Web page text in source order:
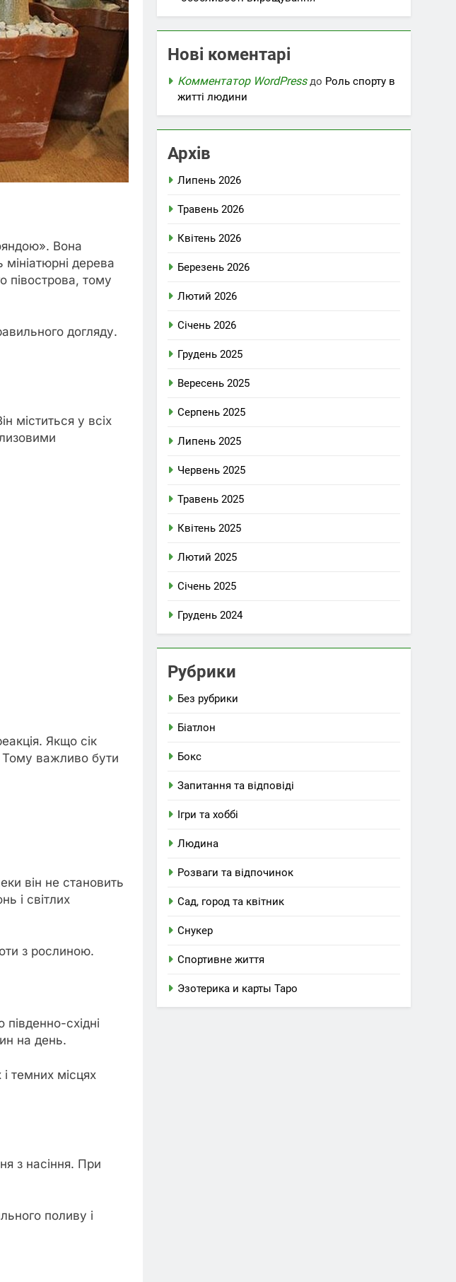
Вона
дерева
півострова, тому
догляду.
міститься у всіх
Якщо сік
Тому важливо бути
він не становить
і світлих
з рослиною.
східні
на день.
темних місцях
з насіння. При
поливу і
Нові коментарі
Комментатор WordPressдо Роль спорту в
житті людини
Архів
Липень 2026
Травень 2026
Квітень 2026
Березень 2026
Лютий 2026
Січень 2026
Грудень 2025
Вересень 2025
Серпень 2025
Липень 2025
Червень 2025
Травень 2025
Квітень 2025
Лютий 2025
Січень 2025
Грудень 2024
Рубрики
Без рубрики
Біатлон
Бокс
Запитання та відповіді
Ігри та хоббі
Людина
Розваги та відпочинок
Сад, город та квітник
Снукер
Спортивне життя
Эзотерика и карты Таро